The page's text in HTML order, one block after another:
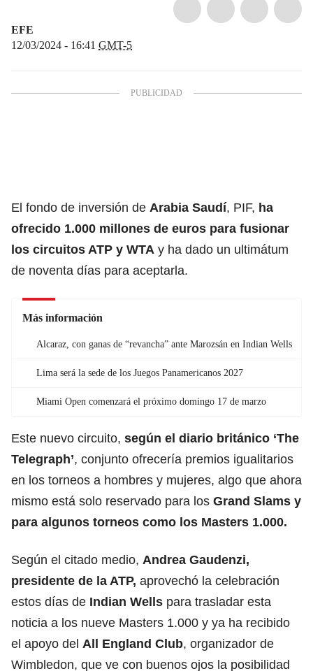
EFE
12/03/2024 - 16:41 GMT-5
El fondo de inversión de Arabia Saudí, PIF, ha
ofrecido 1.000 millones de euros para fusionar
los circuitos ATP y WTA y ha dado un ultimátum
de noventa días para aceptarla.
Más información
Alcaraz, con ganas de “revancha” ante Marozsán en Indian Wells
Lima será la sede de los Juegos Panamericanos 2027
Miami Open comenzará el próximo domingo 17 de marzo
Este nuevo circuito, según el diario británico ‘The
Telegraph’, conjunto ofrecería premios igualitarios
en los torneos a hombres y mujeres, algo que ahora
mismo está solo reservado para los Grand Slams y
para algunos torneos como los Masters 1.000.
Según el citado medio, Andrea Gaudenzi,
presidente de la ATP, aprovechó la celebración
estos días de Indian Wells para trasladar esta
noticia a los nueve Masters 1.000 y ya ha recibido
el apoyo del All England Club, organizador de
Wimbledon, que ve con buenos ojos la posibilidad